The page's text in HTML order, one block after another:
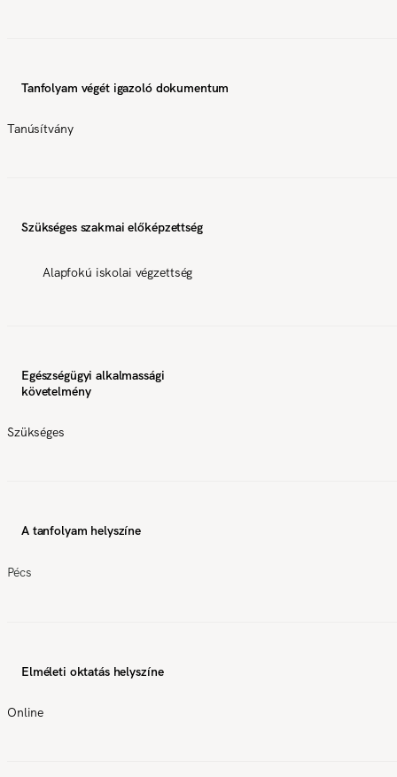
Tanfolyam végét igazoló dokumentum
Tanúsítvány
Szükséges szakmai előképzettség
Alapfokú iskolai végzettség
Egészségügyi alkalmassági
követelmény
Szükséges
A tanfolyam helyszíne
Pécs
Elméleti oktatás helyszíne
Online